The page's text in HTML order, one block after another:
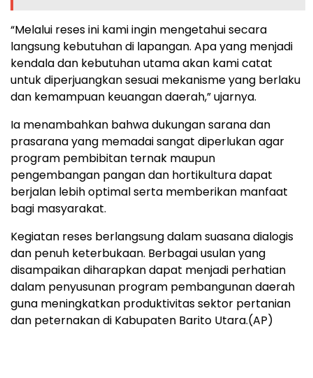
“Melalui reses ini kami ingin mengetahui secara
langsung kebutuhan di lapangan. Apa yang menjadi
kendala dan kebutuhan utama akan kami catat
untuk diperjuangkan sesuai mekanisme yang berlaku
dan kemampuan keuangan daerah,” ujarnya.
Ia menambahkan bahwa dukungan sarana dan
prasarana yang memadai sangat diperlukan agar
program pembibitan ternak maupun
pengembangan pangan dan hortikultura dapat
berjalan lebih optimal serta memberikan manfaat
bagi masyarakat.
Kegiatan reses berlangsung dalam suasana dialogis
dan penuh keterbukaan. Berbagai usulan yang
disampaikan diharapkan dapat menjadi perhatian
dalam penyusunan program pembangunan daerah
guna meningkatkan produktivitas sektor pertanian
dan peternakan di Kabupaten Barito Utara.(AP)